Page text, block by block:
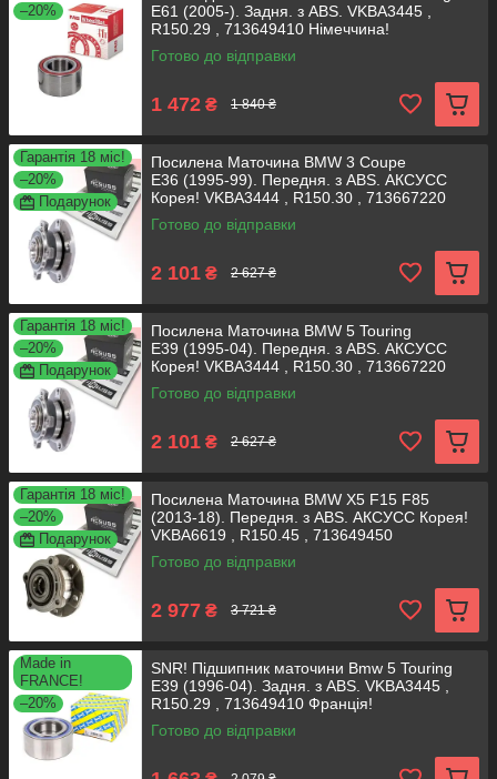
–20%
E61 (2005-). Задня. з ABS. VKBA3445 ,
R150.29 , 713649410 Німеччина!
Готово до відправки
1 472 ₴ 1 840 ₴
Гарантія 18 міс!
–20%
Подарунок
Посилена Маточина BMW 3 Coupe
E36 (1995-99). Передня. з ABS. АКСУСС
Корея! VKBA3444 , R150.30 , 713667220
Готово до відправки
2 101 ₴ 2 627 ₴
Гарантія 18 міс!
–20%
Подарунок
Посилена Маточина BMW 5 Touring
E39 (1995-04). Передня. з ABS. АКСУСС
Корея! VKBA3444 , R150.30 , 713667220
Готово до відправки
2 101 ₴ 2 627 ₴
Гарантія 18 міс!
–20%
Подарунок
Посилена Маточина BMW X5 F15 F85
(2013-18). Передня. з ABS. АКСУСС Корея!
VKBA6619 , R150.45 , 713649450
Готово до відправки
2 977 ₴ 3 721 ₴
Made in
FRANCE!
–20%
SNR! Підшипник маточини Bmw 5 Touring
E39 (1996-04). Задня. з ABS. VKBA3445 ,
R150.29 , 713649410 Франція!
Готово до відправки